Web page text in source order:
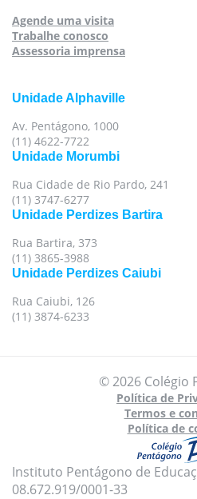
Agende uma visita
Trabalhe conosco
Assessoria imprensa
Unidade Alphaville
Av. Pentágono, 1000
(11) 4622-7722
Unidade Morumbi
Rua Cidade de Rio Pardo, 241
(11) 3747-6277
Unidade Perdizes Bartira
Rua Bartira, 373
(11) 3865-3988
Unidade Perdizes Caiubi
Rua Caiubi, 126
(11) 3874-6233
© 2026 Colégio
Política de
Termos e
Política de
Instituto Pentágono de
08.672.919/0001-33